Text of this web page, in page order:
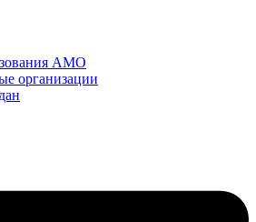
АМО
организации